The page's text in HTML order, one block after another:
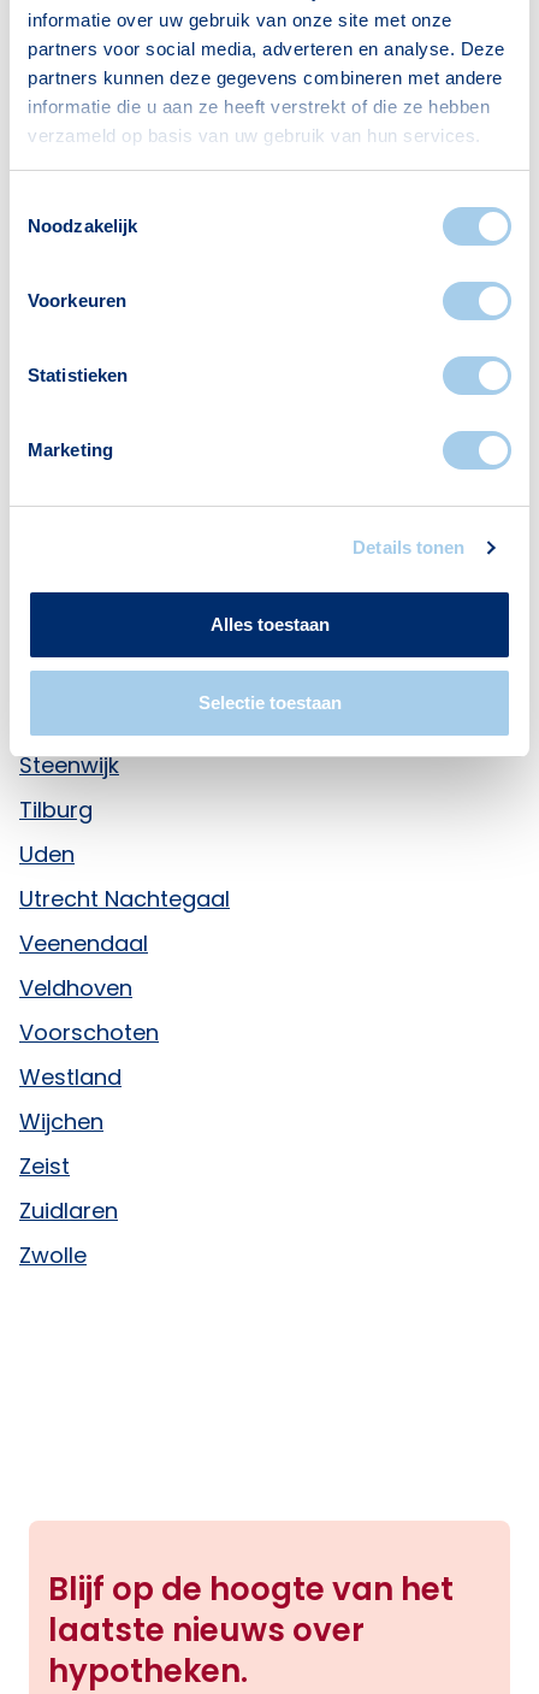
informatie over uw gebruik van onze site met onze
partners voor social media, adverteren en analyse. Deze
partners kunnen deze gegevens combineren met andere
informatie die u aan ze heeft verstrekt of die ze hebben
verzameld op basis van uw gebruik van hun services.
Noodzakelijk
Voorkeuren
Statistieken
Marketing
Details tonen
Alles toestaan
Selectie toestaan
Leeuwarden
Leiden
Lelystad
Maastricht
Middelburg
Oosterhout
Pekela
Purmerend
Rosmalen
Rotterdam Vasteland
Sittard
Steenwijk
Tilburg
Uden
Utrecht Nachtegaal
Veenendaal
Veldhoven
Voorschoten
Westland
Wijchen
Zeist
Zuidlaren
Zwolle
Blijf op de hoogte van het
laatste nieuws over
hypotheken.